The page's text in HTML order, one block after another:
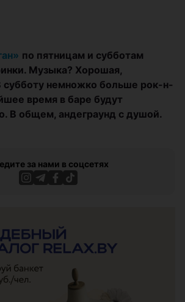
по пятницам и субботам
Музыка? Хорошая,
субботу немножко больше рок-н-
время в баре будут
В общем, андеграунд с душой.
за нами в соцсетях